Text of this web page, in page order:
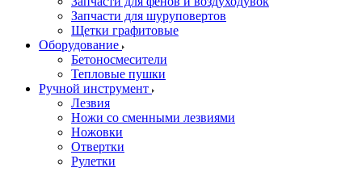
Запчасти для шуруповертов
Щетки графитовые
Оборудование
Бетоносмесители
Тепловые пушки
Ручной инструмент
Лезвия
Ножи со сменными лезвиями
Ножовки
Отвертки
Рулетки